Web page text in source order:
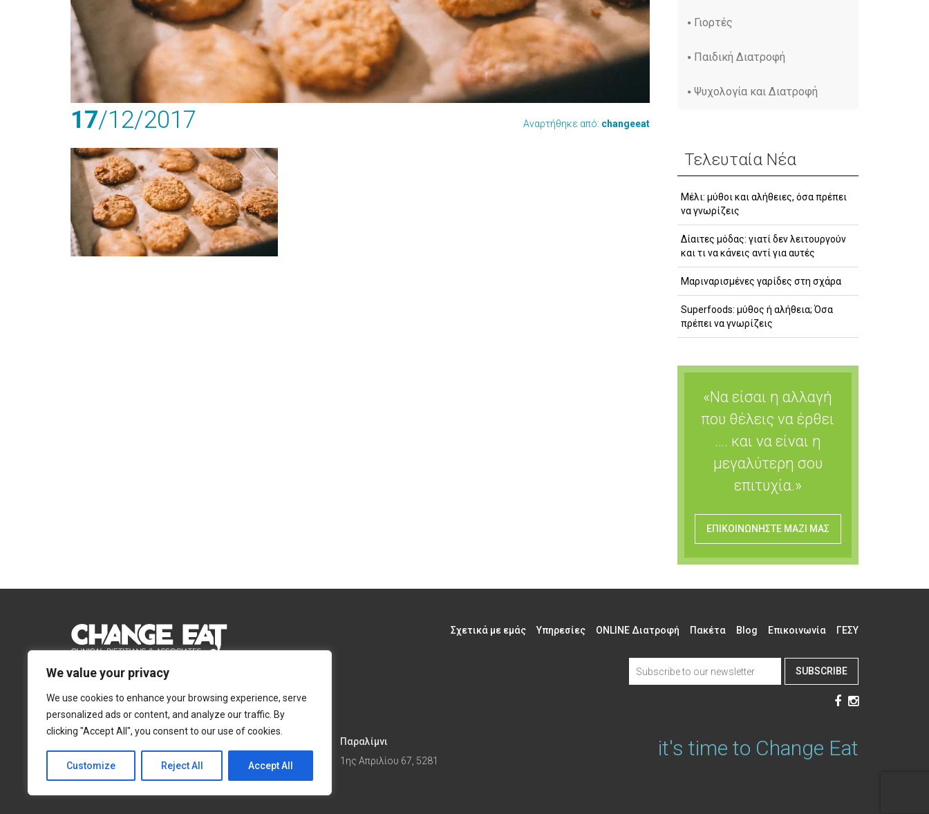
We value your privacy
We use cookies to enhance your browsing experience, serve
personalized ads or content, and analyze our traffic. By
clicking "Accept All", you consent to our use of cookies.
Customize Reject All Accept All
17/12/2017 Αναρτήθηκε από: changeeat
Γιορτές
Παιδική Διατροφή
Ψυχολογία και Διατροφή
Τελευταία Νέα
Μέλι: μύθοι και αλήθειες, όσα πρέπει
να γνωρίζεις
Δίαιτες μόδας: γιατί δεν λειτουργούν
και τι να κάνεις αντί για αυτές
Μαριναρισμένες γαρίδες στη σχάρα
Superfoods: μύθος ή αλήθεια; Όσα
πρέπει να γνωρίζεις
«Να είσαι η αλλαγή
που θέλεις να έρθει
…. και να είναι η
μεγαλύτερη σου
επιτυχία.»
ΕΠΙΚΟΙΝΩΝΗΣΤΕ ΜΑΖΙ ΜΑΣ
Email:Info@changeeat.com.cy
Telephone: 77 77 77 51
Σχετικά με εμάς Υπηρεσίες ONLINE Διατροφή Πακέτα Blog Επικοινωνία ΓΕΣΥ
SUBSCRIBE
Αγίας Άννας 4, 2054,
Αγίας Φυλάξεως 32,
Παραλίμνι
1ης Απριλίου 67, 5281
it's time to Change Eat